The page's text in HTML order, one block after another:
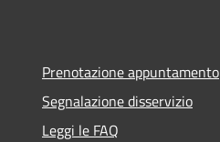
Prenotazione appuntamento
Segnalazione disservizio
Leggi le FAQ